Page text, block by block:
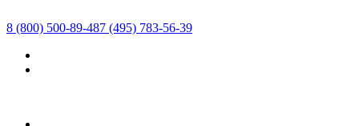
8 (800) 500-89-487 (495) 783-56-39